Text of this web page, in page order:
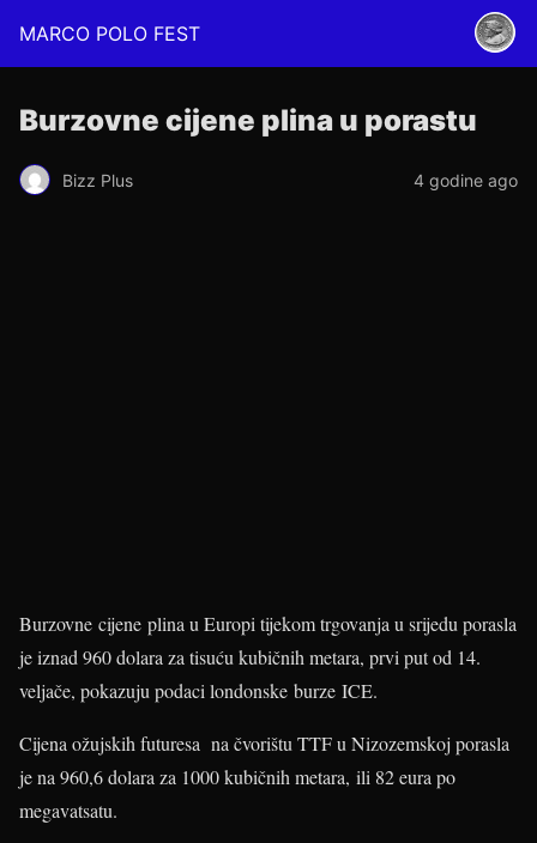
MARCO POLO FEST
Burzovne cijene plina u porastu
Bizz Plus 4 godine ago
Burzovne cijene plina u Europi tijekom trgovanja u srijedu porasla
je iznad 960 dolara za tisuću kubičnih metara, prvi put od 14.
veljače, pokazuju podaci londonske burze ICE.
Cijena ožujskih futuresa na čvorištu TTF u Nizozemskoj porasla
je na 960,6 dolara za 1000 kubičnih metara, ili 82 eura po
megavatsatu.